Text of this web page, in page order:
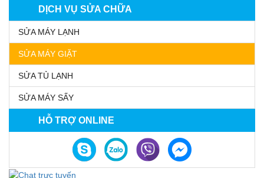
DỊCH VỤ SỬA CHỮA
SỬA MÁY LẠNH
SỬA MÁY GIẶT
SỬA TỦ LẠNH
SỬA MÁY SẤY
HỖ TRỢ ONLINE